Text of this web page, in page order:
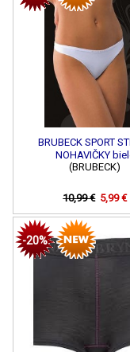
BRUBECK SPORT
NOHAVIČKY
(BRUBECK)
10,99 € 5,99 €
-20%